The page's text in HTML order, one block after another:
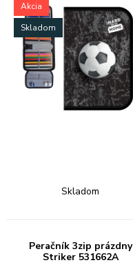
Akcia
Skladom
Skladom
Peračník 3zip prázdny
Striker 531662A